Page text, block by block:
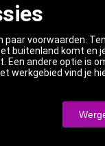
voorwaarden.
buitenland komt en
andere optie is
werkgebied vind je